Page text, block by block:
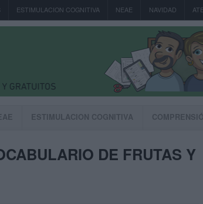
ESTIMULACION COGNITIVA NEAE NAVIDAD
ESTIMULACION COGNITIVA
DE FRUTAS Y